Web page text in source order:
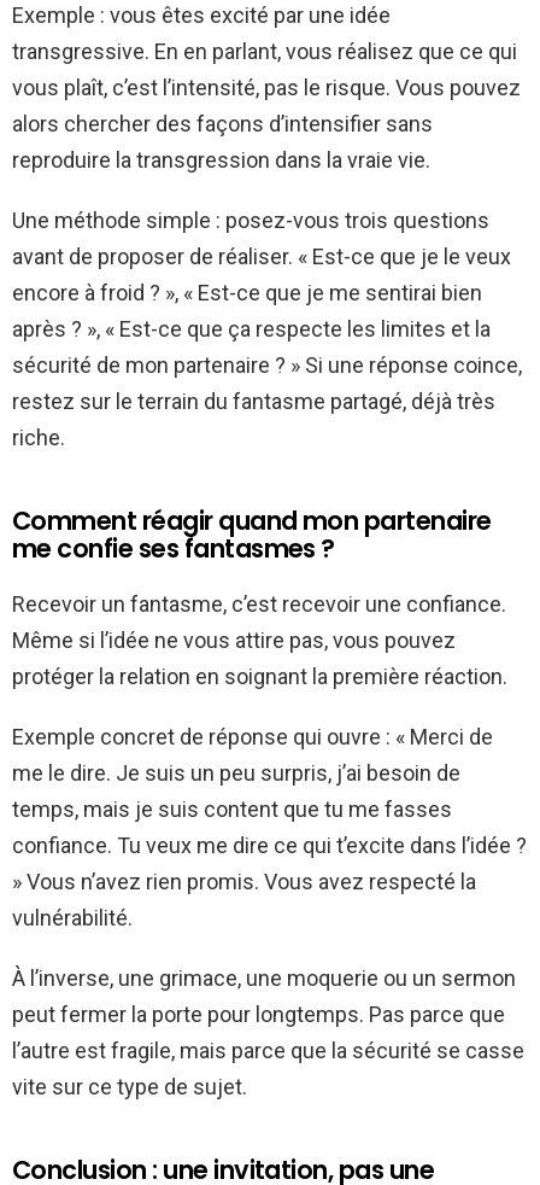
Exemple : vous êtes excité par une idée
transgressive. En en parlant, vous réalisez que ce qui
vous plaît, c’est l’intensité, pas le risque. Vous pouvez
alors chercher des façons d’intensifier sans
reproduire la transgression dans la vraie vie.
Une méthode simple : posez-vous trois questions
avant de proposer de réaliser. « Est-ce que je le veux
encore à froid ? », « Est-ce que je me sentirai bien
après ? », « Est-ce que ça respecte les limites et la
sécurité de mon partenaire ? » Si une réponse coince,
restez sur le terrain du fantasme partagé, déjà très
riche.
Comment réagir quand mon partenaire
me confie ses fantasmes ?
Recevoir un fantasme, c’est recevoir une confiance.
Même si l’idée ne vous attire pas, vous pouvez
protéger la relation en soignant la première réaction.
Exemple concret de réponse qui ouvre : « Merci de
me le dire. Je suis un peu surpris, j’ai besoin de
temps, mais je suis content que tu me fasses
confiance. Tu veux me dire ce qui t’excite dans l’idée ?
» Vous n’avez rien promis. Vous avez respecté la
vulnérabilité.
À l’inverse, une grimace, une moquerie ou un sermon
peut fermer la porte pour longtemps. Pas parce que
l’autre est fragile, mais parce que la sécurité se casse
vite sur ce type de sujet.
Conclusion : une invitation, pas une